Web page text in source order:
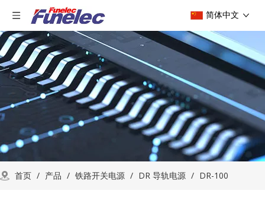
简体中文
首页 / 产品 / 铁路开关电源 / DR 导轨电源 / DR-100